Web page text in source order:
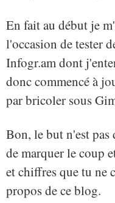
En fait au début je
l'occasion de tester
Infogr.am dont
donc commencé à
par bricoler sous
Bon, le but n'est
de marquer le coup
et chiffres que tu ne
propos de ce blog.